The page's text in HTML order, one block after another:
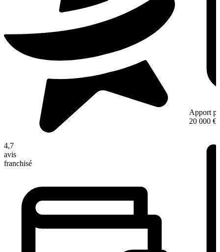
4,7
avis
franchisé
Apport
20 000 €